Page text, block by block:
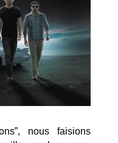
nous faisions